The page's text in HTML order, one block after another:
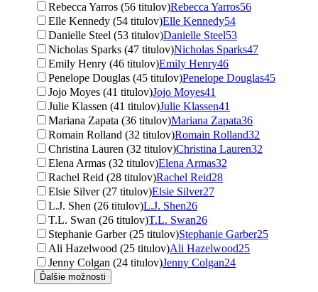
Rebecca Yarros (56 titulov)Rebecca Yarros56
Elle Kennedy (54 titulov)Elle Kennedy54
Danielle Steel (53 titulov)Danielle Steel53
Nicholas Sparks (47 titulov)Nicholas Sparks47
Emily Henry (46 titulov)Emily Henry46
Penelope Douglas (45 titulov)Penelope Douglas45
Jojo Moyes (41 titulov)Jojo Moyes41
Julie Klassen (41 titulov)Julie Klassen41
Mariana Zapata (36 titulov)Mariana Zapata36
Romain Rolland (32 titulov)Romain Rolland32
Christina Lauren (32 titulov)Christina Lauren32
Elena Armas (32 titulov)Elena Armas32
Rachel Reid (28 titulov)Rachel Reid28
Elsie Silver (27 titulov)Elsie Silver27
L.J. Shen (26 titulov)L.J. Shen26
T.L. Swan (26 titulov)T.L. Swan26
Stephanie Garber (25 titulov)Stephanie Garber25
Ali Hazelwood (25 titulov)Ali Hazelwood25
Jenny Colgan (24 titulov)Jenny Colgan24
Ďalšie možnosti